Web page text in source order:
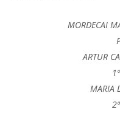
MORDECAI
ARTUR
MARIA